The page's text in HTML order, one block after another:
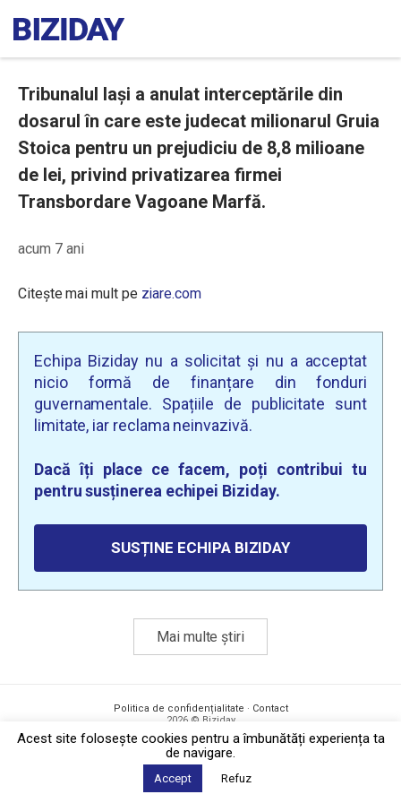
Tribunalul Iași a anulat interceptările din
dosarul în care este judecat milionarul Gruia
Stoica pentru un prejudiciu de 8,8 milioane
de lei, privind privatizarea firmei
Transbordare Vagoane Marfă.
acum 7 ani
Citește mai mult pe ziare.com
Echipa Biziday nu a solicitat și nu a acceptat
nicio formă de finanțare din fonduri
guvernamentale. Spațiile de publicitate sunt
limitate, iar reclama neinvazivă.
Dacă îți place ce facem, poți contribui tu
pentru susținerea echipei Biziday.
SUSȚINE ECHIPA BIZIDAY
Mai multe știri
Politica de confidențialitate · Contact
2026 © Biziday
Acest site foloseşte cookies pentru a îmbunătăți experiența ta
de navigare.
Accept Refuz